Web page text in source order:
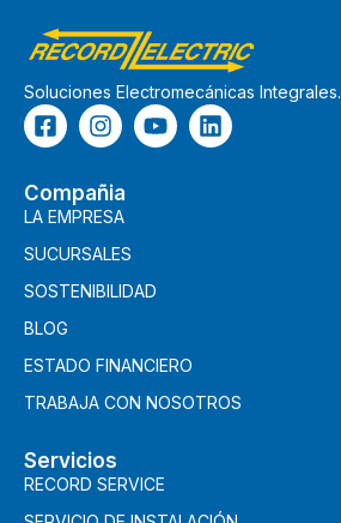
Soluciones Electromecánicas Integrales.
Compañia
LA EMPRESA
SUCURSALES
SOSTENIBILIDAD
BLOG
ESTADO FINANCIERO
TRABAJA CON NOSOTROS
Servicios
RECORD SERVICE